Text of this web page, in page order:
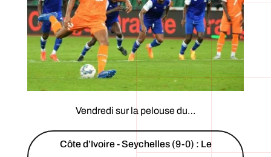
Vendredi sur la pelouse du…
Côte d’Ivoire - Seychelles (9-0) : Le